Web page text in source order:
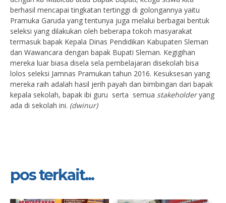
berhasil mencapai tingkatan tertinggi di golongannya yaitu
Pramuka Garuda yang tentunya juga melalui berbagai bentuk
seleksi yang dilakukan oleh beberapa tokoh masyarakat
termasuk bapak Kepala Dinas Pendidikan Kabupaten Sleman
dan Wawancara dengan bapak Bupati Sleman. Kegigihan
mereka luar biasa disela sela pembelajaran disekolah bisa
lolos seleksi Jamnas Pramukan tahun 2016. Kesuksesan yang
mereka raih adalah hasil jerih payah dan bimbingan dari bapak
kepala sekolah, bapak ibi guru serta semua stakeholderyang
ada di sekolah ini. (dwinur)
pos terkait...